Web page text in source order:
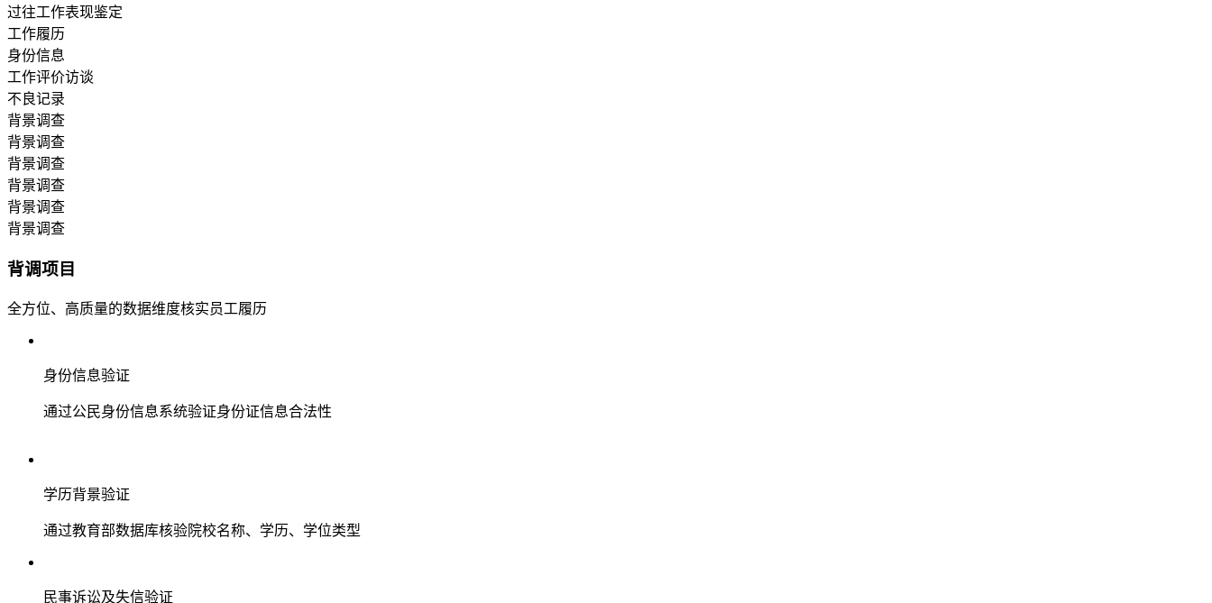
过往工作表现鉴定
工作履历
身份信息
工作评价访谈
不良记录
背景调查
背景调查
背景调查
背景调查
背景调查
背景调查
背调项目
全方位、高质量的数据维度核实员工履历
身份信息验证
通过公民身份信息系统验证身份证信息合法性
学历背景验证
通过教育部数据库核验院校名称、学历、学位类型
民事诉讼及失信验证